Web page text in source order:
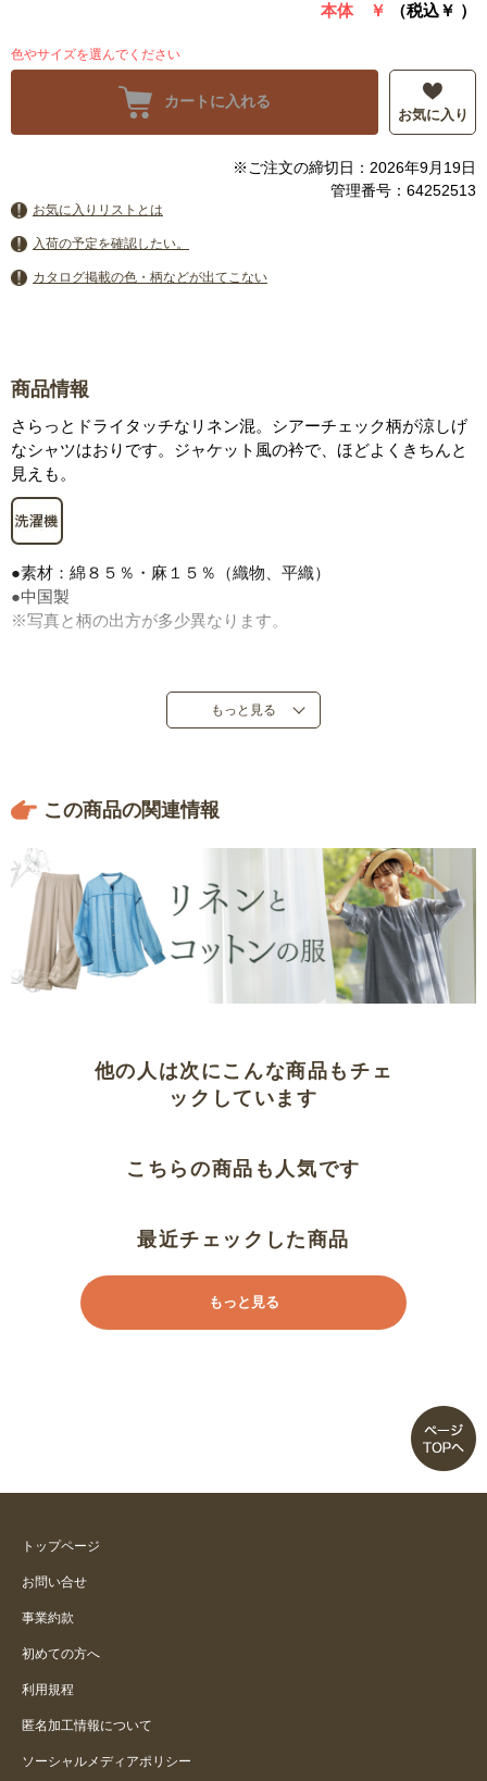
本体 ￥ （税込￥ ）
色やサイズを選んでください
カートに入れる
お気に入り
※ご注文の締切日：2026年9月19日
管理番号：64252513
お気に入りリストとは
入荷の予定を確認したい。
カタログ掲載の色・柄などが出てこない
商品情報
さらっとドライタッチなリネン混。シアーチェック柄が涼しげ
なシャツはおりです。ジャケット風の衿で、ほどよくきちんと
見えも。
●素材：綿８５％・麻１５％（織物、平織）
●中国製
※写真と柄の出方が多少異なります。
もっと見る
この商品の関連情報
他の人は次にこんな商品もチェ
ックしています
こちらの商品も人気です
最近チェックした商品
もっと見る
トップページ
お問い合せ
事業約款
初めての方へ
利用規程
匿名加工情報について
ソーシャルメディアポリシー